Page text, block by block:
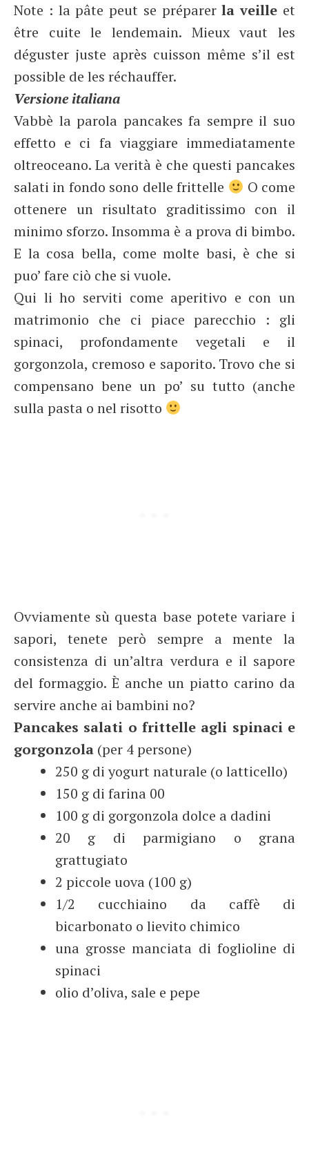
Note : la pâte peut se préparerla veille et
être cuite le lendemain. Mieux vaut les
déguster juste après cuisson même s’il est
possible de les réchauffer.
Versione italiana
Vabbè la parola pancakes fa sempre il suo
effetto e ci fa viaggiare immediatamente
oltreoceano. La verità è che questi pancakes
salati in fondo sono delle frittelle
O come
ottenere un risultato graditissimo con il
minimo sforzo. Insomma è a prova di bimbo.
E la cosa bella, come molte basi, è che si
puo’ fare ciò che si vuole.
Qui li ho serviti come aperitivo e con un
matrimonio che ci piace parecchio : gli
spinaci, profondamente vegetali e il
gorgonzola, cremoso e saporito. Trovo che si
compensano bene un po’ su tutto (anche
sulla pasta o nel risotto
Ovviamente sù questa base potete variare i
sapori, tenete però sempre a mente la
consistenza di un’altra verdura e il sapore
del formaggio. È anche un piatto carino da
servire anche ai bambini no?
Pancakes salati o frittelle agli spinaci e
gorgonzola (per 4 persone)
250 g di yogurt naturale (o latticello)
150 g di farina 00
100 g di gorgonzola dolce a dadini
20 g di parmigiano o grana
grattugiato
2 piccole uova (100 g)
1/2 cucchiaino da caffè di
bicarbonato o lievito chimico
una grosse manciata di foglioline di
spinaci
olio d’oliva, sale e pepe